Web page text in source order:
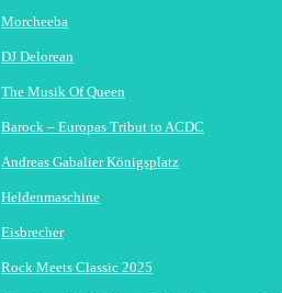
Morcheeba
DJ Delorean
The Musik Of Queen
Barock – Europas Tribut to ACDC
Andreas Gabalier Königsplatz
Heldenmaschine
Eisbrecher
Rock Meets Classic 2025